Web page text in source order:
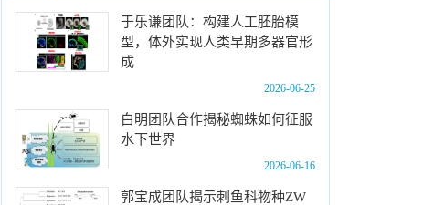
中国科学院动物研究所2026年博士招考“申请-考
核”制进入笔试名单公示 [2026-01-14]
中国科学院动物研究所2026年招收春季入学博
中国科学院动物研究所2025年第一批报废固定
资产处置项目成交结果公告
中国科学院动物研究所2026年招收博士研究生
拟录取名单公示
[2026-06-05]
于乐谦团队：构建人工胚胎模
型，体外实现人类早期多器官形
成
2026-06-25
白明团队合作揭秘蜘蛛如何征服
水下世界
2026-06-16
郭宝成团队揭示刺鱼科物种ZW